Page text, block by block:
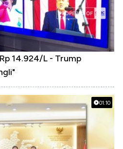
14.924/L - Trump
01:10